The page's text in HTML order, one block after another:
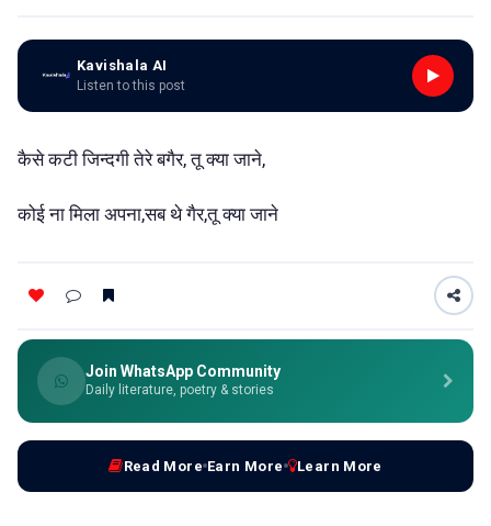
Kavishala AI
Listen to this post
कैसे कटी जिन्दगी तेरे बगैर, तू क्या जाने,
कोई ना मिला अपना,सब थे गैर,तू क्या जाने
Join WhatsApp Community
Daily literature, poetry & stories
Read More Earn More Learn More